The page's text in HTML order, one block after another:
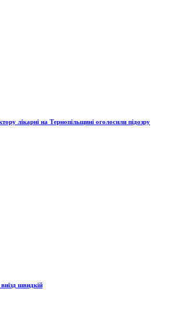
лікарні на Тернопільщині оголосили підозру
швидкій